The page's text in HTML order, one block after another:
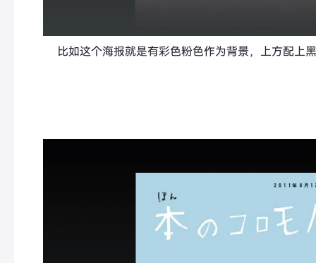
比如这个海报就是有彩色粉色作为背景，上方配上